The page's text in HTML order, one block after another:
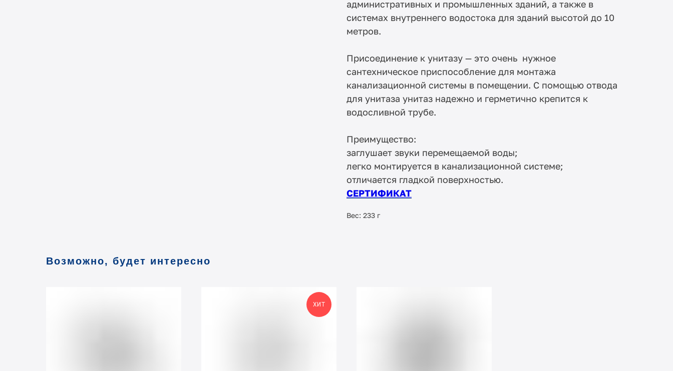
административных и промышленных зданий, а также в
системах внутреннего водостока для зданий высотой до 10
метров.
Присоединение к унитазу — это очень нужное
сантехническое приспособление для монтажа
канализационной системы в помещении. С помощью отвода
для унитаза унитаз надежно и герметично крепится к
водосливной трубе.
Преимущество:
заглушает звуки перемещаемой воды;
легко монтируется в канализационной системе;
отличается гладкой поверхностью.
СЕРТИФИКАТ
Вес: 233 г
Возможно, будет интересно
ХИТ